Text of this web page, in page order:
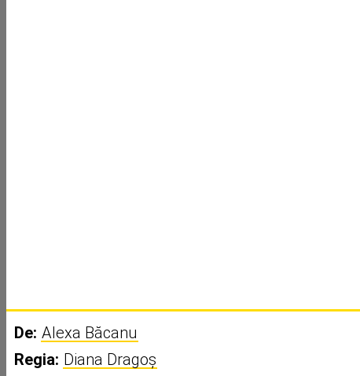
De: Alexa Băcanu
Regia: Diana Dragoș